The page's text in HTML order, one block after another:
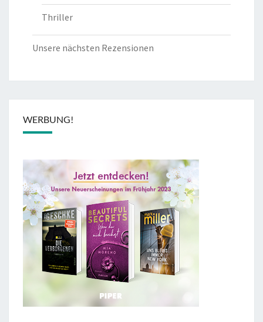
Thriller
Unsere nächsten Rezensionen
WERBUNG!